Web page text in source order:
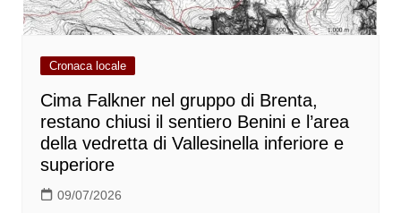
Cronaca locale
Cima Falkner nel gruppo di Brenta,
restano chiusi il sentiero Benini e l’area
della vedretta di Vallesinella inferiore e
superiore
09/07/2026